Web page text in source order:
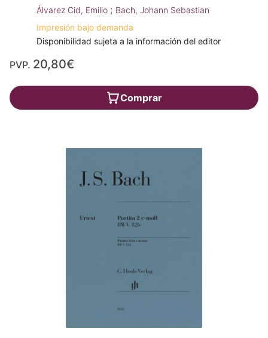
Álvarez Cid, Emilio ; Bach, Johann Sebastian
Impresión bajo demanda
Disponibilidad sujeta a la información del editor
PVP. 20,80€
Comprar